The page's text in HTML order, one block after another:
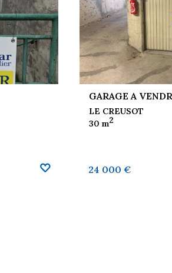
GARAGE A
LE CREUSOT
30 m2
24 000 €
AJOUTER AUX FAVORIS